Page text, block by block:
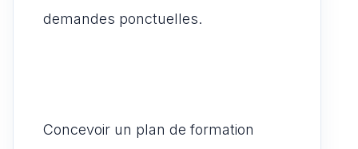
demandes ponctuelles.
Concevoir un plan de formation